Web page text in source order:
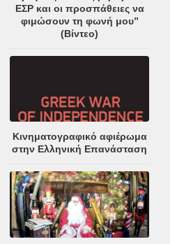
ΕΣΡ και οι προσπάθειες να
φιμώσουν τη φωνή μου”
(Βίντεο)
Κινηματογραφικό αφιέρωμα
στην Ελληνική Επανάσταση